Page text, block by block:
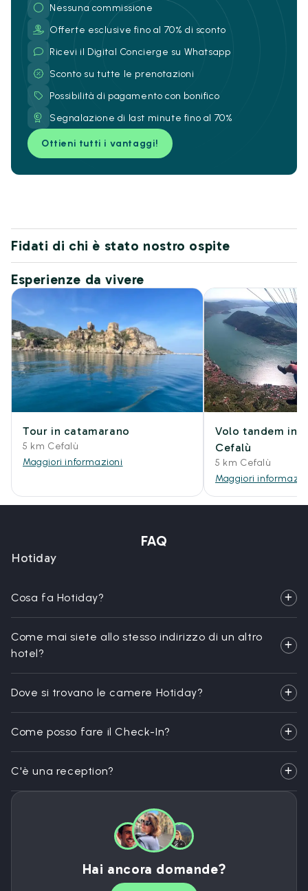
Nessuna commissione
Offerte esclusive fino al 70% di sconto
Ricevi il Digital Concierge su Whatsapp
Sconto su tutte le prenotazioni
Possibilità di pagamento con bonifico
Segnalazione di last minute fino al 70%
Ottieni tutti i vantaggi!
Fidati di chi è stato nostro ospite
Esperienze da vivere
Tour in catamarano
5 km Cefalù
Maggiori informazioni
Volo tandem in
Cefalù
5 km Cefalù
Maggiori
FAQ
Hotiday
Cosa fa Hotiday?
Come mai siete allo stesso indirizzo di un altro
hotel?
Dove si trovano le camere Hotiday?
Come posso fare il Check-In?
C'è una reception?
Hai ancora domande?